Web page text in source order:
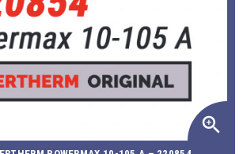
zoom_in